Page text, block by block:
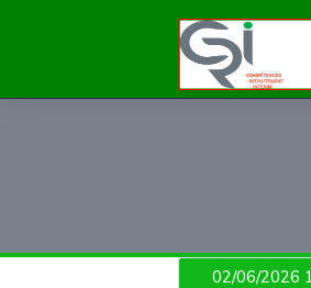
02/06/2026